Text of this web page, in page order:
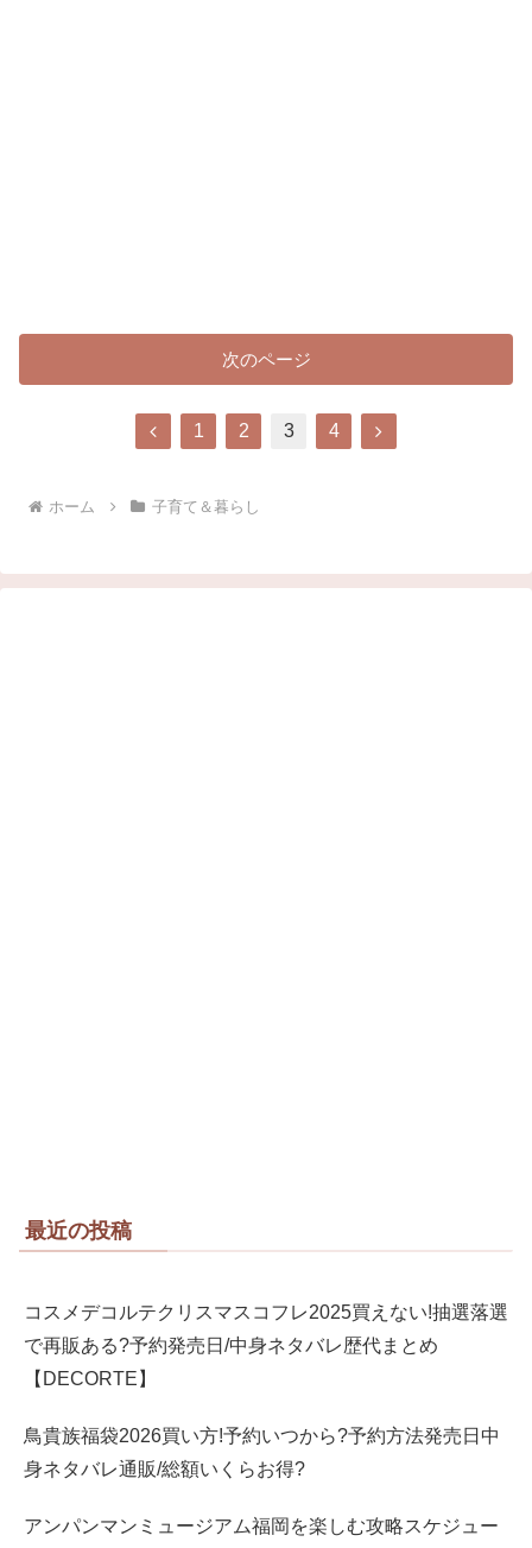
次のページ
前
1 2 3 4
次
ホーム 子育て＆暮らし
最近の投稿
コスメデコルテクリスマスコフレ2025買えない!抽選落選
で再販ある?予約発売日/中身ネタバレ歴代まとめ
【DECORTE】
鳥貴族福袋2026買い方!予約いつから?予約方法発売日中
身ネタバレ通販/総額いくらお得?
アンパンマンミュージアム福岡を楽しむ攻略スケジュー